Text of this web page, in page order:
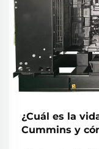
¿Cuál es la
Cummins y